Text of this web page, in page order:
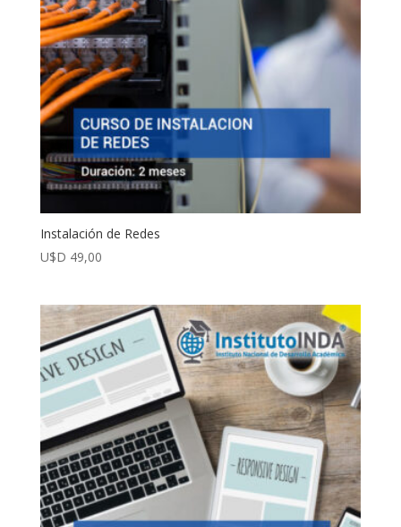
Instalación de Redes
U$D 49,00